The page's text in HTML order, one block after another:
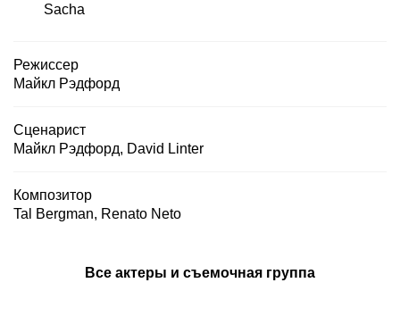
Sacha
Режиссер
Майкл Рэдфорд
Сценарист
Майкл Рэдфорд, David Linter
Композитор
Tal Bergman, Renato Neto
Все актеры и съемочная группа